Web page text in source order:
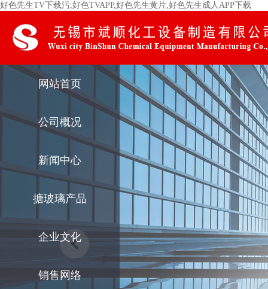
好色先生TV下载污,好色TVAPP,好色先生黄片,好色先生成人APP下载
网站首页
公司概况
新闻中心
搪玻璃产品
企业文化
销售网络